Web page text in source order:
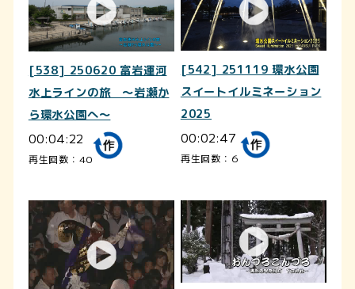
[538] 250620 富岩運河
水上ラインの旅 ～岩瀬か
ら環水公園へ～
00:04:22
再生回数：40
[542] 251119 環水公園
スイートイルミネーション
2025
00:02:47
再生回数：6